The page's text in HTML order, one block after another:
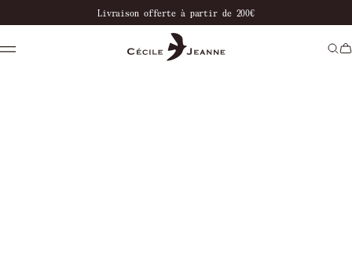
Livraison offerte à partir de 200€